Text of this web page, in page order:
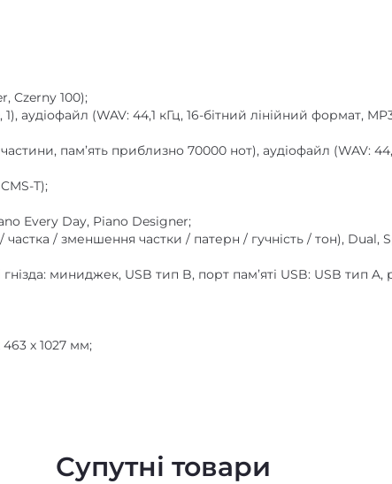
Czerny 100);
аудіофайл (WAV: 44,1 кГц, 16-бітний лінійний формат,
пам’ять приблизно 70000 нот), аудіофайл (WAV:
T);
Every Day, Piano Designer;
/ зменшення частки / патерн / гучність / тон), Dual,
гнізда: миниджек, USB тип B, порт пам’яті USB: USB тип
х 1027 мм;
Супутні товари